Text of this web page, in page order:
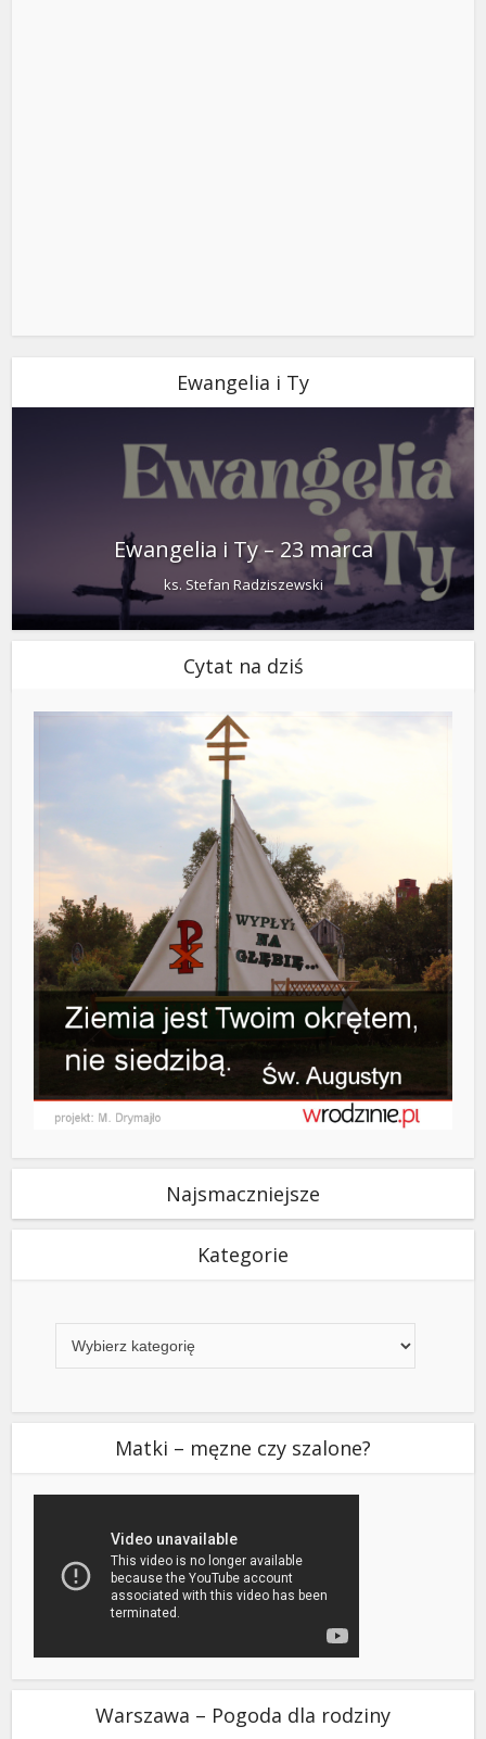
Ewangelia i Ty
Ewangelia i Ty – 23 marca
ks. Stefan Radziszewski
Cytat na dziś
Najsmaczniejsze
Kategorie
Matki – męzne czy szalone?
Warszawa – Pogoda dla rodziny